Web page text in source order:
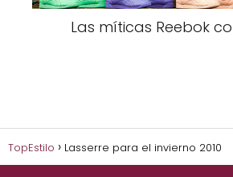
Las míticas Reebok
TopEstilo Lasserre para el invierno 2010